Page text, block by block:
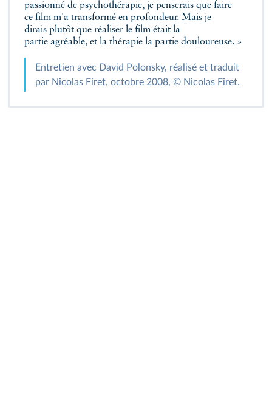
passionné de psychothérapie, je penserais que faire
ce film m'a transformé en profondeur. Mais je
dirais plutôt que réaliser le film était la
partie agréable, et la thérapie la partie douloureuse. »
Entretien avec David Polonsky, réalisé et traduit
par Nicolas Firet, octobre 2008, © Nicolas Firet.